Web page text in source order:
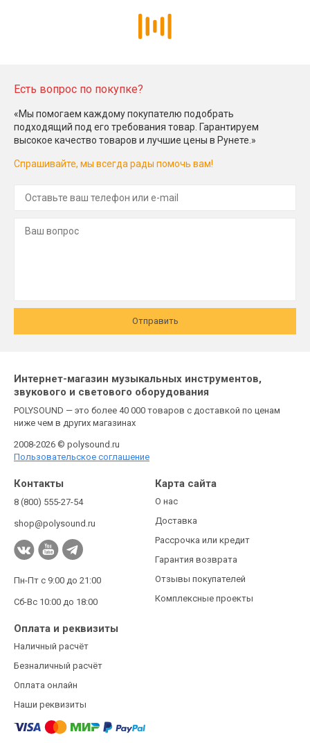
Есть вопрос по покупке?
«Мы помогаем каждому покупателю подобрать
подходящий под его требования товар. Гарантируем
высокое качество товаров и лучшие цены в Рунете.»
Спрашивайте, мы всегда рады помочь вам!
Отправить
Интернет-магазин музыкальных инструментов,
звукового и светового оборудования
POLYSOUND — это более 40 000 товаров с доставкой по ценам
ниже чем в других магазинах
2008-2026 © polysound.ru
Пользовательское соглашение
Контакты
8 (800) 555-27-54
shop@polysound.ru
Пн-Пт с 9:00 до 21:00
Сб-Вс 10:00 до 18:00
Карта сайта
О нас
Доставка
Рассрочка или кредит
Гарантия возврата
Отзывы покупателей
Комплексные проекты
Оплата и реквизиты
Наличный расчёт
Безналичный расчёт
Оплата онлайн
Наши реквизиты